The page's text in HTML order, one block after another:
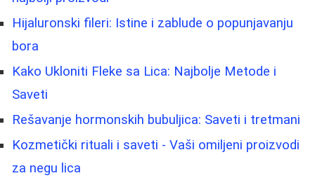
Hijaluronski fileri: Istine i zablude o popunjavanju
bora
Kako Ukloniti Fleke sa Lica: Najbolje Metode i
Saveti
Rešavanje hormonskih bubuljica: Saveti i tretmani
Kozmetički rituali i saveti - Vaši omiljeni proizvodi
za negu lica